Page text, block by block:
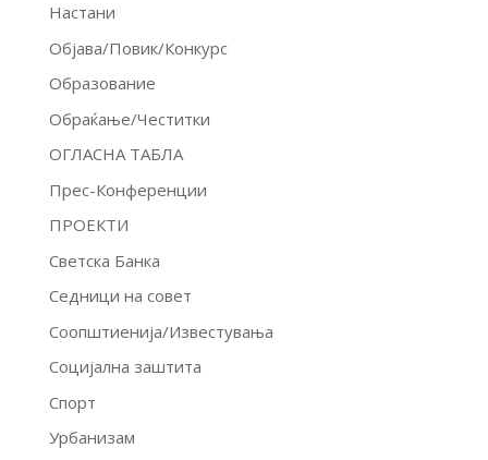
Настани
Објава/Повик/Конкурс
Образование
Обраќање/Честитки
ОГЛАСНА ТАБЛА
Прес-Конференции
ПРОЕКТИ
Светска Банка
Седници на совет
Соопштиенија/Известувања
Социјална заштита
Спорт
Урбанизам